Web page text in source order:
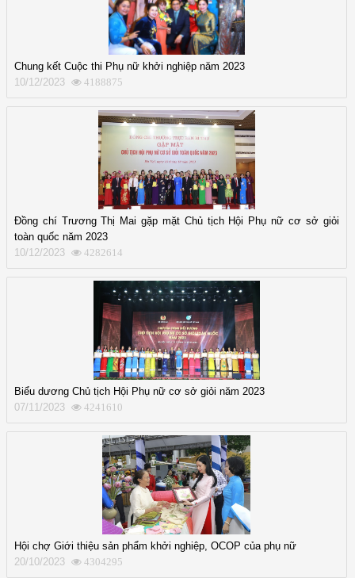
Chung kết Cuộc thi Phụ nữ khởi nghiệp năm 2023
10/12/2023
4188875
Đồng chí Trương Thị Mai gặp mặt Chủ tịch Hội Phụ nữ cơ sở giỏi
toàn quốc năm 2023
10/12/2023
4282614
Biểu dương Chủ tịch Hội Phụ nữ cơ sở giỏi năm 2023
07/11/2023
4241610
Hội chợ Giới thiệu sản phẩm khởi nghiệp, OCOP của phụ nữ
20/10/2023
4304295